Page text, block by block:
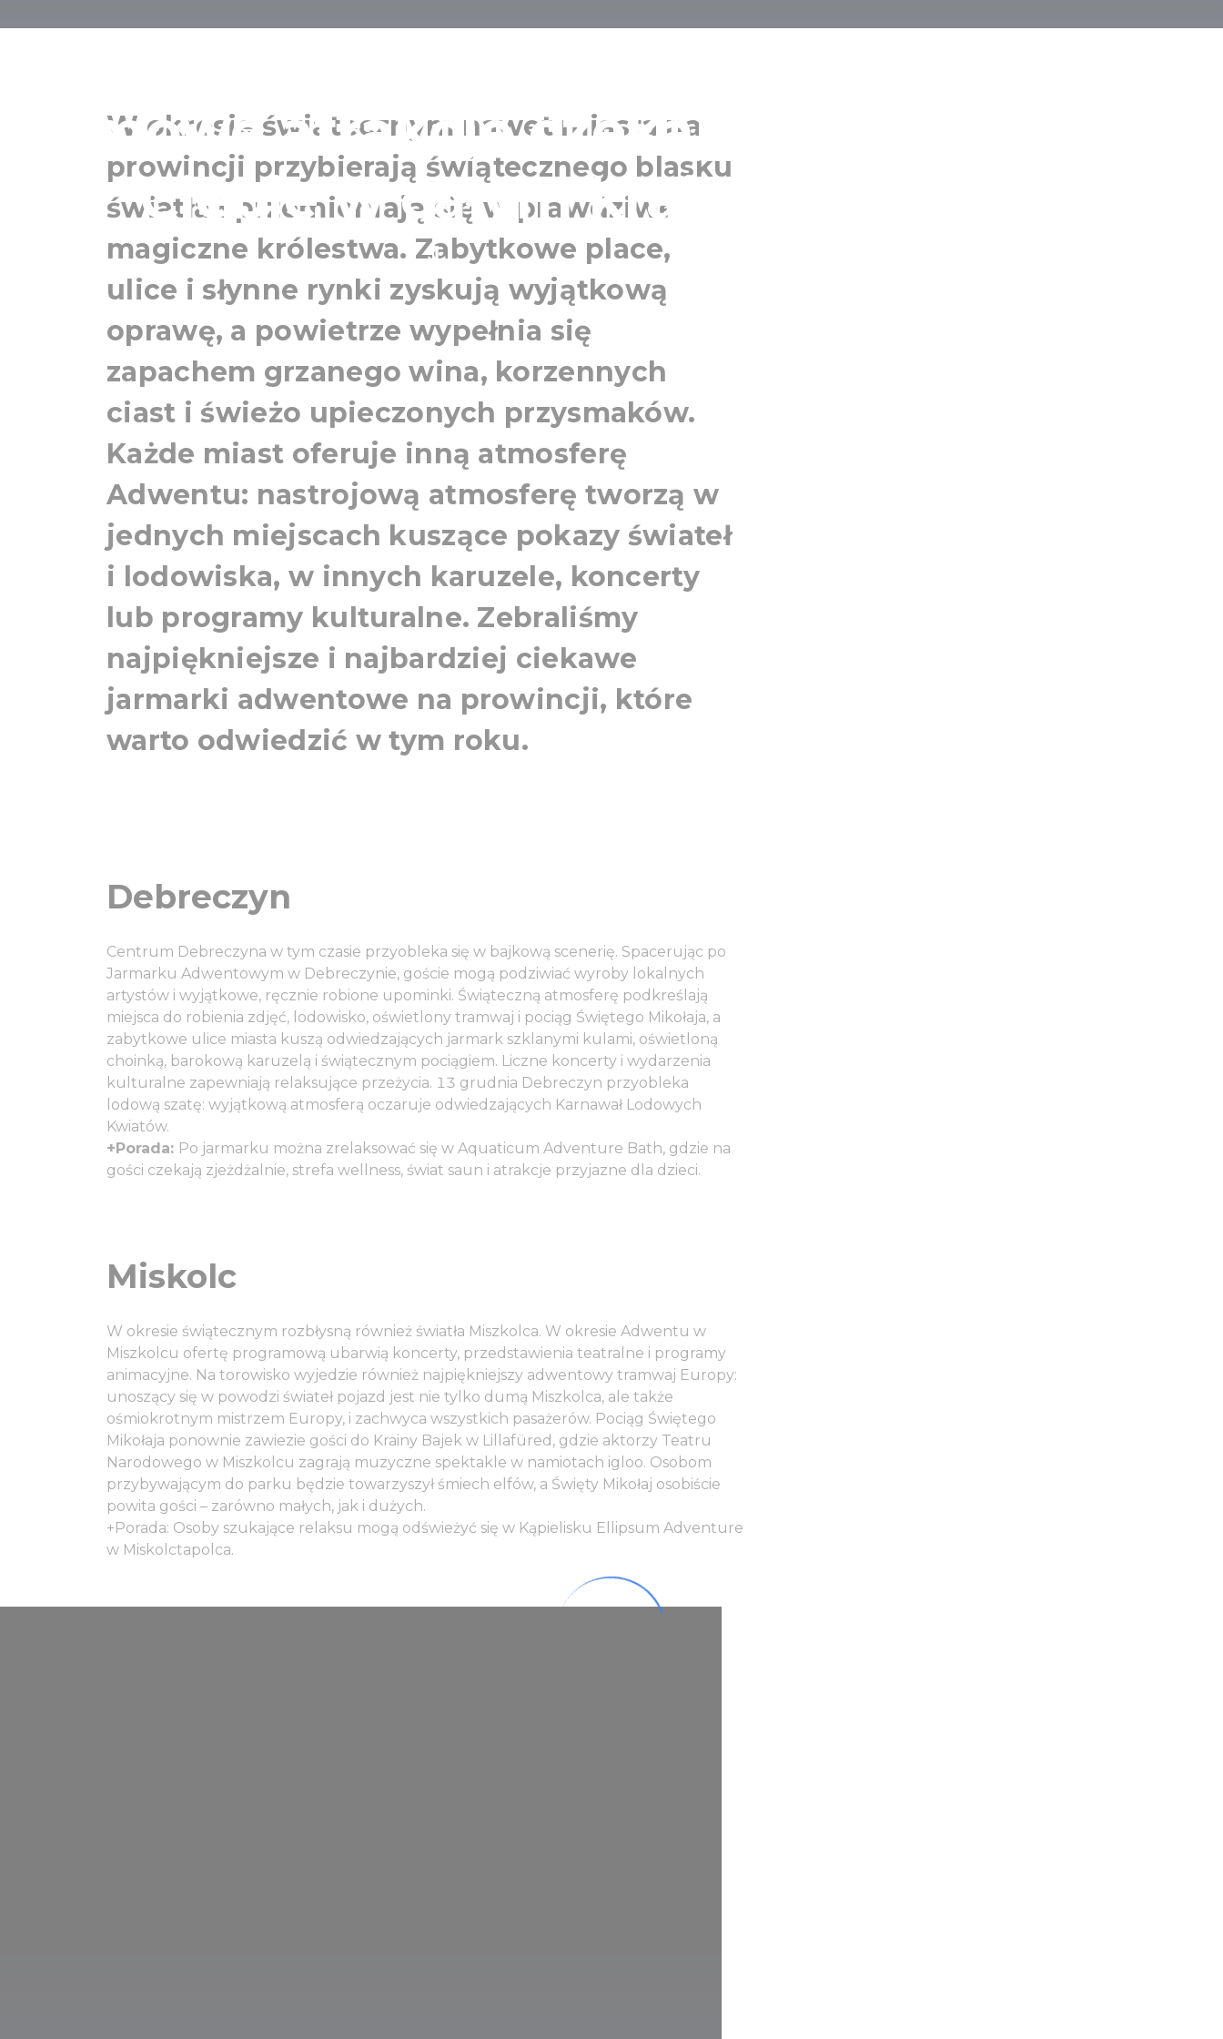
zimowe atrakcje czekają na
Ciebie w całym kraju
W okresie świątecznym nawet miasta na
prowincji przybierają świątecznego blasku
światła i przemieniają się w prawdziwe
magiczne królestwa. Zabytkowe place,
ulice i słynne rynki zyskują wyjątkową
oprawę, a powietrze wypełnia się
zapachem grzanego wina, korzennych
ciast i świeżo upieczonych przysmaków.
Każde miast oferuje inną atmosferę
Adwentu: nastrojową atmosferę tworzą w
jednych miejscach kuszące pokazy świateł
i lodowiska, w innych karuzele, koncerty
lub programy kulturalne. Zebraliśmy
najpiękniejsze i najbardziej ciekawe
jarmarki adwentowe na prowincji, które
warto odwiedzić w tym roku.
Debreczyn
Centrum Debreczyna w tym czasie przyobleka się w bajkową scenerię. Spacerując po
Jarmarku Adwentowym w Debreczynie, goście mogą podziwiać wyroby lokalnych
artystów i wyjątkowe, ręcznie robione upominki. Świąteczną atmosferę podkreślają
miejsca do robienia zdjęć, lodowisko, oświetlony tramwaj i pociąg Świętego Mikołaja, a
zabytkowe ulice miasta kuszą odwiedzających jarmark szklanymi kulami, oświetloną
choinką, barokową karuzelą i świątecznym pociągiem. Liczne koncerty i wydarzenia
kulturalne zapewniają relaksujące przeżycia. 13 grudnia Debreczyn przyobleka
lodową szatę: wyjątkową atmosferą oczaruje odwiedzających Karnawał Lodowych
Kwiatów.
+Porada: Po jarmarku można zrelaksować się w Aquaticum Adventure Bath, gdzie na
gości czekają zjeżdżalnie, strefa wellness, świat saun i atrakcje przyjazne dla dzieci.
Miskolc
W okresie świątecznym rozbłysną również światła Miszkolca. W okresie Adwentu w
Miszkolcu ofertę programową ubarwią koncerty, przedstawienia teatralne i programy
animacyjne. Na torowisko wyjedzie również najpiękniejszy adwentowy tramwaj Europy:
unoszący się w powodzi świateł pojazd jest nie tylko dumą Miszkolca, ale także
ośmiokrotnym mistrzem Europy, i zachwyca wszystkich pasażerów. Pociąg Świętego
Mikołaja ponownie zawiezie gości do Krainy Bajek w Lillafüred, gdzie aktorzy Teatru
Narodowego w Miszkolcu zagrają muzyczne spektakle w namiotach igloo. Osobom
przybywającym do parku będzie towarzyszył śmiech elfów, a Święty Mikołaj osobiście
powita gości – zarówno małych, jak i dużych.
+Porada: Osoby szukające relaksu mogą odświeżyć się w Kąpielisku Ellipsum Adventure
w Miskolctapolca.